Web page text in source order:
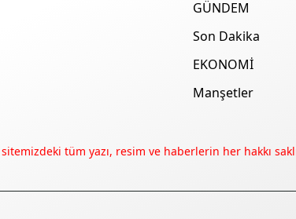
GÜNDEM
Son Dakika
EKONOMİ
Manşetler
tüm yazı, resim ve haberlerin her hakkı